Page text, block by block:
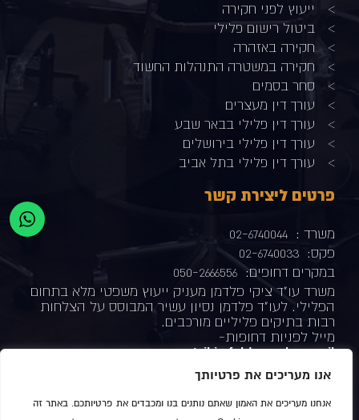
אנו מעריכים את פרטיותך
אנחנו מעריכים את האמון שאתם נותנים בנו ומכבדים את פרטיותכם. באתר זה
ייעוץ לפני חקירה
ביטול רישום פלילי
חקירה באזהרה
חקירה במשטרה התנהלות החשוד
סחר בסמים
עורך דין מעצרים
עורך דין פלילי בבאר שבע
עורך דין פלילי בירושלים
עורך דין פלילי בתל אביב
פרטים ליצירת קשר
משרד :
02-6740044
פקס:
02-6740033
במקרים דחופים: 050-2666556
משרד עו"ד ציקי פלדמן מעניק ייעוץ משפטי מלא בתחום
הפלילי. לעו"ד פלדמן נסיון עשיר המבוסס על הצלחות
רבות בתיקים פליליים מורכבים.
מייל לפניות דחופות-
tsiki@feldman-law.co.il
כתובת המשרד- ת"א –רחוב ברקוביץ' 4 מגדל המוזיאון
עשו לנו לייק